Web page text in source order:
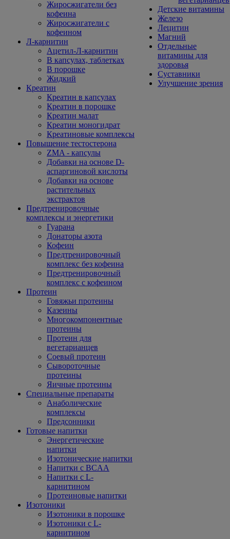
Жиросжигатели без
кофеина
Жиросжигатели с
кофеином
Л-карнитин
Ацетил-Л-карнитин
В капсулах, таблетках
В порошке
Жидкий
Креатин
Креатин в капсулах
Креатин в порошке
Креатин малат
Креатин моногидрат
Креатиновые комплексы
Повышение тестостерона
ZMA - капсулы
Добавки на основе D-
аспаргиновой кислоты
Добавки на основе
растительных
экстрактов
Предтренировочные
комплексы и энергетики
Гуарана
Донаторы азота
Кофеин
Предтренировочный
комплекс без кофеина
Предтренировочный
комплекс с кофеином
Протеин
Говяжьи протеины
Казеины
Многокомпонентные
протеины
Протеин для
вегетарианцев
Соевый протеин
Сывороточные
протеины
Яичные протеины
Специальные препараты
Анаболические
комплексы
Предсонники
Готовые напитки
Энергетические
напитки
Изотонические напитки
Напитки с BCAA
Напитки с L-
карнитином
Протеиновые напитки
Изотоники
Изотоники в порошке
Изотоники с L-
карнитином
Детские витамины
Железо
Лецитин
Магний
Отдельные
витамины для
здоровья
Суставники
Улучшение зрения